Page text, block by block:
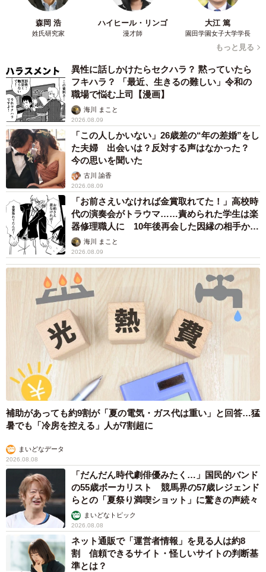
森岡 浩
姓氏研究家
ハイヒール・リンゴ
漫才師
大江 篤
園田学園女子大学学長
もっと見る
異性に話しかけたらセクハラ？ 黙っていたら
フキハラ？ 「最近、生きるの難しい」令和の
職場で悩む上司【漫画】
海川 まこと
2026.08.09
「この人しかいない」26歳差の“年の差婚”をし
た夫婦 出会いは？反対する声はなかった？
今の思いを聞いた
古川 諭香
2026.08.09
「お前さえいなければ金賞取れてた！」高校時
代の演奏会がトラウマ……責められた学生は楽
器修理職人に 10年後再会した因縁の相手から
思わぬ申し出【漫画】
海川 まこと
2026.08.09
補助があっても約9割が「夏の電気・ガス代は重い」と回答…猛
暑でも「冷房を控える」人が7割超に
まいどなデータ
2026.08.08
「だんだん時代劇俳優みたく…」国民的バンド
の55歳ボーカリスト 競馬界の57歳レジェンド
らとの「夏祭り満喫ショット」に驚きの声続々
まいどなトピック
2026.08.08
ネット通販で「運営者情報」を見る人は約8
割 信頼できるサイト・怪しいサイトの判断基
準とは？